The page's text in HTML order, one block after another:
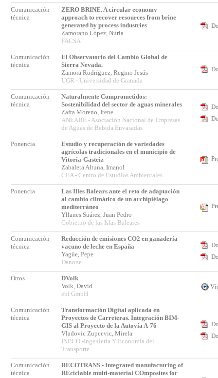
Comunicación
técnica
ZERO BRINE. A circular economy
approach to recover resources from brine
generated by process industries
Zamorano López, Núria
FACSA
Comunicación
técnica
El Observatorio del Cambio Global de
Sierra Nevada.
Zamora Rodríguez, Regino Jesús
UGR - Universidad de Granada
Comunicación
técnica
Naturalmente Comprometidos:
Sostenibilidad del sector de aguas minerales
Zafra Moreno, Irene
ANEABE - Asociación Nacional de Empresas
de Aguas de Bebida Envasadas
Ponencia
Estudio y recuperación de variedades
agrícolas tradicionales en el municipio de
Vitoria-Gasteiz
Zabaleta Altuna, Imanol
CEA - Centro de Estudios Ambientales
Ponencia
Las Illes Balears ante el reto de adaptación
al cambio climático de un archipiélago
mediterráneo
Yllanes Suárez, Juan Pedro
Gobierno de las Islas Baleares
Comunicación
técnica
Reducción de emisiones CO2 en ganadería
vacuno de leche en España
Yagüe, Pepe
Danone
Otros
DVolk
Volk, David
ebf GmbH
Comunicación
técnica
Transformación Digital aplicada en
Proyectos de Carreteras. Integración BIM-
GIS al Proyecto de la Autovía A-76
Vladovic Zupcevic, Mirela
INECO -Ingenieria Y Economia del
Transporte
Comunicación
técnica
RECOTRANS - Integrated manufacturing of
REciclable multi-material COmposites for